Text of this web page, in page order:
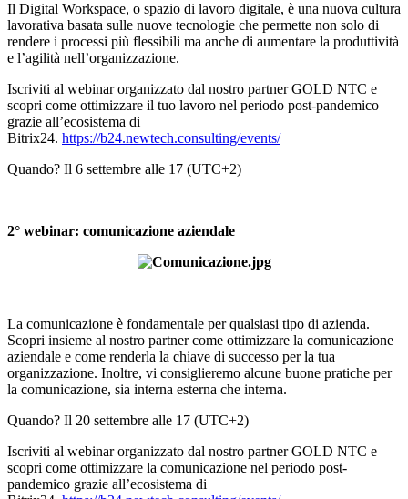
Il Digital Workspace, o spazio di lavoro digitale, è una nuova cultura
lavorativa basata sulle nuove tecnologie che permette non solo di
rendere i processi più flessibili ma anche di aumentare la produttività
e l’agilità nell’organizzazione.
Iscriviti al webinar organizzato dal nostro partner GOLD NTC e
scopri come ottimizzare il tuo lavoro nel periodo post-pandemico
grazie all’ecosistema di
Bitrix24. https://b24.newtech.consulting/events/
Quando? Il 6 settembre alle 17 (UTC+2)
2° webinar: comunicazione aziendale
La comunicazione è fondamentale per qualsiasi tipo di azienda.
Scopri insieme al nostro partner come ottimizzare la comunicazione
aziendale e come renderla la chiave di successo per la tua
organizzazione. Inoltre, vi consiglieremo alcune buone pratiche per
la comunicazione, sia interna esterna che interna.
Quando? Il 20 settembre alle 17 (UTC+2)
Iscriviti al webinar organizzato dal nostro partner GOLD NTC e
scopri come ottimizzare la comunicazione nel periodo post-
pandemico grazie all’ecosistema di